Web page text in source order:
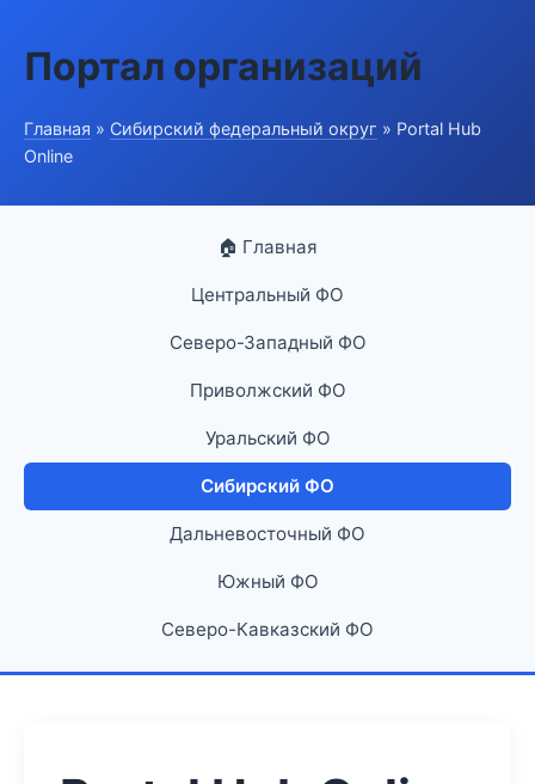
Портал организаций
Главная » Сибирский федеральный округ » Portal Hub
Online
🏠 Главная
Центральный ФО
Северо-Западный ФО
Приволжский ФО
Уральский ФО
Сибирский ФО
Дальневосточный ФО
Южный ФО
Северо-Кавказский ФО